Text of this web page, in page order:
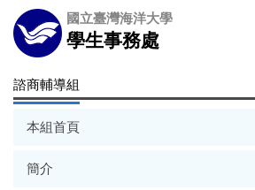
跳
到
主
內
國立臺灣海洋大學
學生事務處
諮商輔導組
本組首頁
簡介